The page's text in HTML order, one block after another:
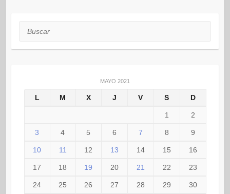
Buscar
MAYO 2021
L M X J V S D
1 2
3 4 5 6 7 8 9
10 11 12 13 14 15 16
17 18 19 20 21 22 23
24 25 26 27 28 29 30